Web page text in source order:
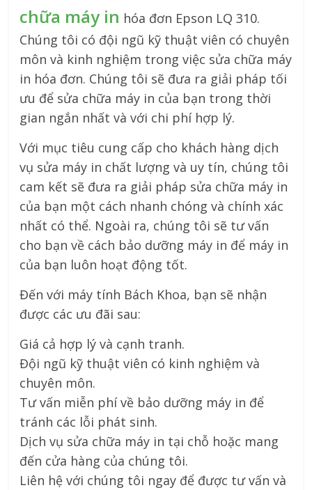
chữa máy in hóa đơn Epson LQ 310.
Chúng tôi có đội ngũ kỹ thuật viên có chuyên
môn và kinh nghiệm trong việc sửa chữa máy
in hóa đơn. Chúng tôi sẽ đưa ra giải pháp tối
ưu để sửa chữa máy in của bạn trong thời
gian ngắn nhất và với chi phí hợp lý.
Với mục tiêu cung cấp cho khách hàng dịch
vụ sửa máy in chất lượng và uy tín, chúng tôi
cam kết sẽ đưa ra giải pháp sửa chữa máy in
của bạn một cách nhanh chóng và chính xác
nhất có thể. Ngoài ra, chúng tôi sẽ tư vấn
cho bạn về cách bảo dưỡng máy in để máy in
của bạn luôn hoạt động tốt.
Đến với máy tính Bách Khoa, bạn sẽ nhận
được các ưu đãi sau:
Giá cả hợp lý và cạnh tranh.
Đội ngũ kỹ thuật viên có kinh nghiệm và
chuyên môn.
Tư vấn miễn phí về bảo dưỡng máy in để
tránh các lỗi phát sinh.
Dịch vụ sửa chữa máy in tại chỗ hoặc mang
đến cửa hàng của chúng tôi.
Liên hệ với chúng tôi ngay để được tư vấn và